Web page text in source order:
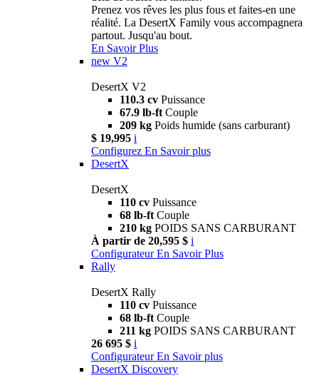
Prenez vos rêves les plus fous et faites-en une
réalité. La DesertX Family vous accompagnera
partout. Jusqu'au bout.
En Savoir Plus
new V2
DesertX V2
110.3 cv Puissance
67.9 lb-ft Couple
209 kg Poids humide (sans carburant)
$ 19,995 i
Configurez En Savoir plus
DesertX
DesertX
110 cv Puissance
68 lb-ft Couple
210 kg POIDS SANS CARBURANT
À partir de 20,595 $ i
Configurateur En Savoir Plus
Rally
DesertX Rally
110 cv Puissance
68 lb-ft Couple
211 kg POIDS SANS CARBURANT
26 695 $ i
Configurateur En Savoir plus
DesertX Discovery